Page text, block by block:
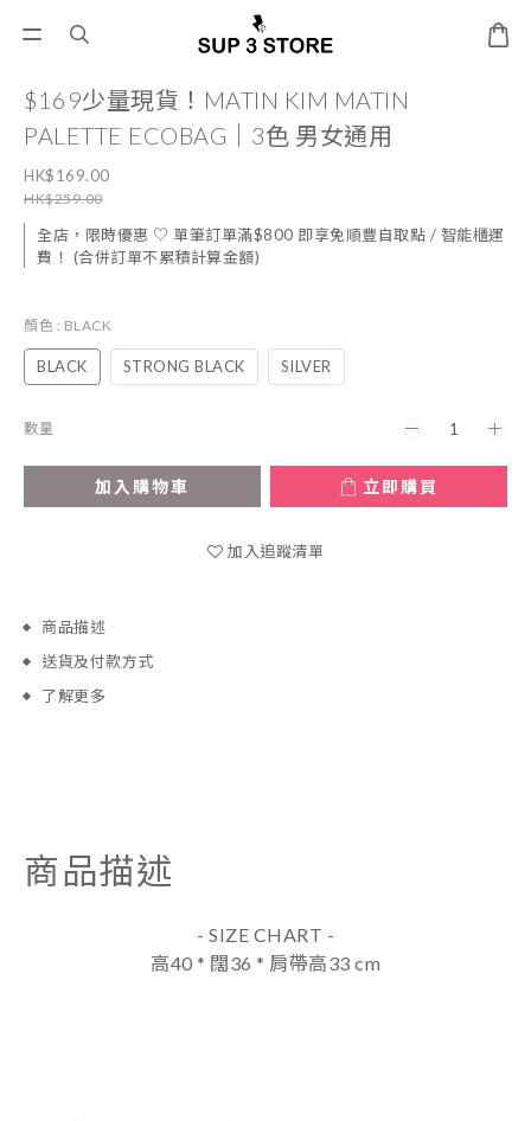
$169少量現貨！MATIN KIM MATIN
PALETTE ECOBAG｜3色 男女通用
HK$169.00
HK$259.00
全店，限時優惠 ♡ 單筆訂單滿$800 即享免順豐自取點 / 智能櫃運
費！ (合併訂單不累積計算金額)
顏色 : BLACK
BLACK STRONG BLACK SILVER
數量
加入購物車 立即購買
加入追蹤清單
商品描述
送貨及付款方式
了解更多
商品描述
- SIZE CHART -
高40 * 闊36 * 肩帶高33 cm